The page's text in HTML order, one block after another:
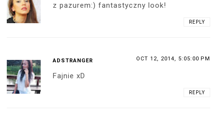
z pazurem:) fantastyczny look!
REPLY
ADSTRANGER OCT 12, 2014, 5:05:00 PM
Fajnie xD
REPLY